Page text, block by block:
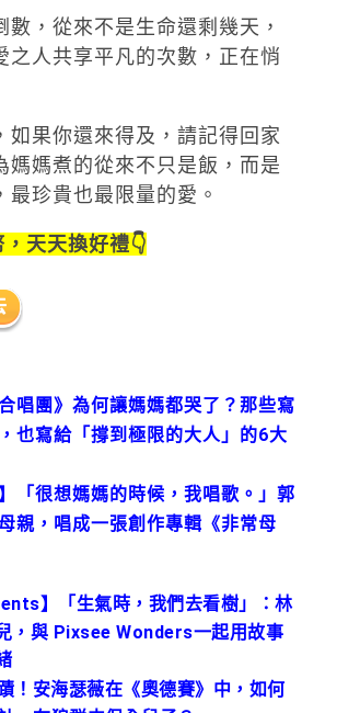
數，從來不是生命還剩幾天，
之人共享平凡的次數，正在悄
如果你還來得及，請記得回家
媽媽煮的從來不只是飯，而是
最珍貴也最限量的愛。
天天換好禮👇
唱團》為何讓媽媽都哭了？那些寫
也寫給「撐到極限的大人」的6大
「很想媽媽的時候，我唱歌。」郭
親，唱成一張創作專輯《非常母
】「生氣時，我們去看樹」：林
，與 Pixsee Wonders一起用故事
！安海瑟薇在《奧德賽》中，如何